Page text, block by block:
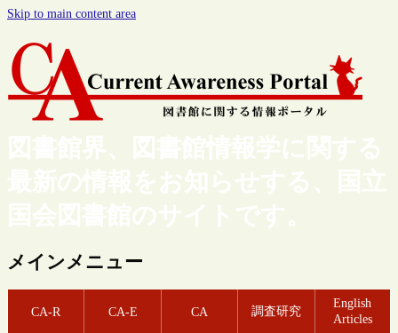
Skip to main content area
図書館界、図書館情報学に関する
最新の情報をお知らせする、国立
国会図書館のサイトです。
メインメニュー
CA-R CA-E CA 調査研究
English
Articles